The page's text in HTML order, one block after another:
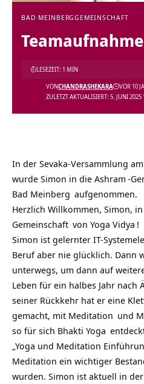
BAD MEINBERGGEMEINSCHAFT
ZULETZT AKTUALISIERT: 5. JUNI 2025
VONCHANDRASHEKARA VOR 10
LESEZEIT: 1 MIN
In der Sevaka-Versammlung
wurde Simon in die Ashram -
Bad Meinberg aufgenommen.
Herzlich Willkommen, Simon,
Gemeinschaft von Yoga Vidya !
Simon ist gelernter IT-
Beruf aber nie glücklich. Dann
unterwegs, um dann auf
Leben für ein halbes Jahr nach
seiner Rückkehr hat er eine
gemacht, mit Meditation und
so für sich Bhakti Yoga
Yoga und Meditation
Meditation ein wichtiger
wurden. Simon ist aktuell in der